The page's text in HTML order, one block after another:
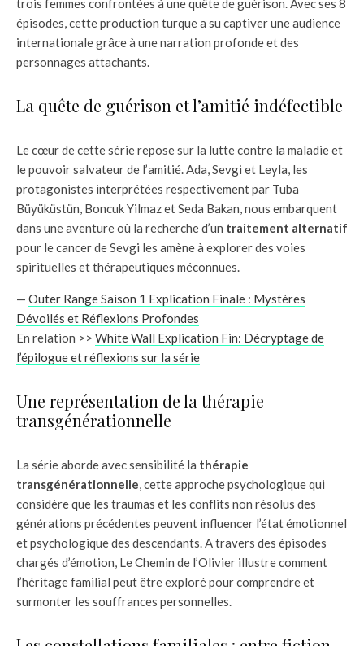
trois femmes confrontées à une quête de guérison. Avec ses 8
épisodes, cette production turque a su captiver une audience
internationale grâce à une narration profonde et des
personnages attachants.
La quête de guérison et l’amitié indéfectible
Le cœur de cette série repose sur la lutte contre la maladie et
le pouvoir salvateur de l’amitié. Ada, Sevgi et Leyla, les
protagonistes interprétées respectivement par Tuba
Büyüküstün, Boncuk Yilmaz et Seda Bakan, nous embarquent
dans une aventure où la recherche d’un traitement alternatif
pour le cancer de Sevgi les amène à explorer des voies
spirituelles et thérapeutiques méconnues.
— Outer Range Saison 1 Explication Finale : Mystères
Dévoilés et Réflexions Profondes
En relation >> White Wall Explication Fin: Décryptage de
l’épilogue et réflexions sur la série
Une représentation de la thérapie
transgénérationnelle
La série aborde avec sensibilité la thérapie
transgénérationnelle, cette approche psychologique qui
considère que les traumas et les conflits non résolus des
générations précédentes peuvent influencer l’état émotionnel
et psychologique des descendants. A travers des épisodes
chargés d’émotion, Le Chemin de l’Olivier illustre comment
l’héritage familial peut être exploré pour comprendre et
surmonter les souffrances personnelles.